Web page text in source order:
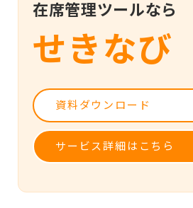
在席管理ツールなら
せきなび
資料ダウンロード
サービス詳細はこちら